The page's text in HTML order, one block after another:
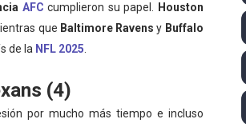
(París, Francia) - España domina
semana después a The Demand por
AFC cumplieron su papel.
Houston
que Baltimore Ravensy Buffalo
de la NFL 2025
(4)
por mucho más tiempo e incluso